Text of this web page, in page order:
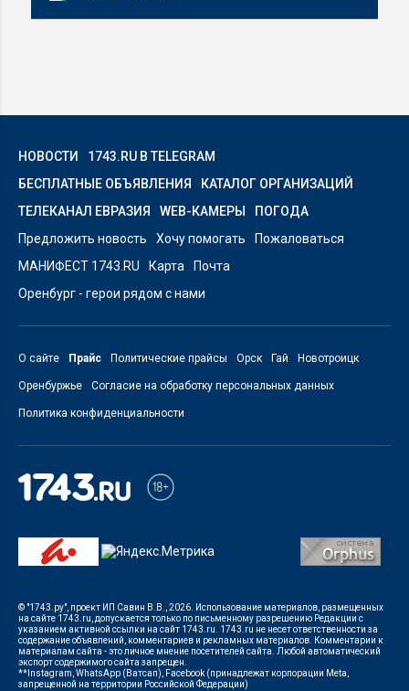
НОВОСТИ
1743.RU В TELEGRAM
БЕСПЛАТНЫЕ ОБЪЯВЛЕНИЯ
КАТАЛОГ ОРГАНИЗАЦИЙ
ТЕЛЕКАНАЛ ЕВРАЗИЯ
WEB-КАМЕРЫ
ПОГОДА
Предложить новость
Хочу помогать
Пожаловаться
МАНИФЕСТ 1743.RU
Карта
Почта
Оренбург - герои рядом с нами
О сайте Прайс Политические прайсы Орск Гай Новотроицк
Оренбуржье Согласие на обработку персональных данных
Политика конфиденциальности
© "1743.ру", проект ИП Савин В.В., 2026. Использование материалов, размещенных
на сайте 1743.ru, допускается только по письменному разрешению Редакции с
указанием активной ссылки на сайт 1743.ru. 1743.ru не несет ответственности за
содержание объявлений, комментариев и рекламных материалов. Комментарии к
материалам сайта - это личное мнение посетителей сайта. Любой автоматический
экспорт содержимого сайта запрещен.
**Instagram, WhatsApp (Ватсап), Facebook (принадлежат корпорации Meta,
запрещенной на территории Российской Федерации)